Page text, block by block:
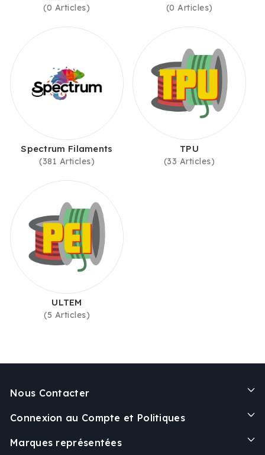
(0 Articles) (0 Articles)
Spectrum Filaments
(381 Articles)
TPU
(33 Articles)
ULTEM
(5 Articles)
Nous Contacter
Connexion au Compte et Politiques
Marques représentées